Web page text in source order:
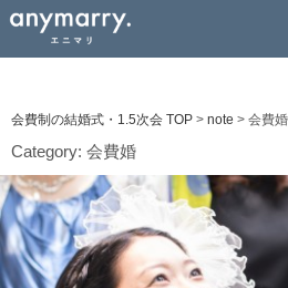
会費制の結婚式・1.5次会 TOP > note > 会費婚
Category: 会費婚